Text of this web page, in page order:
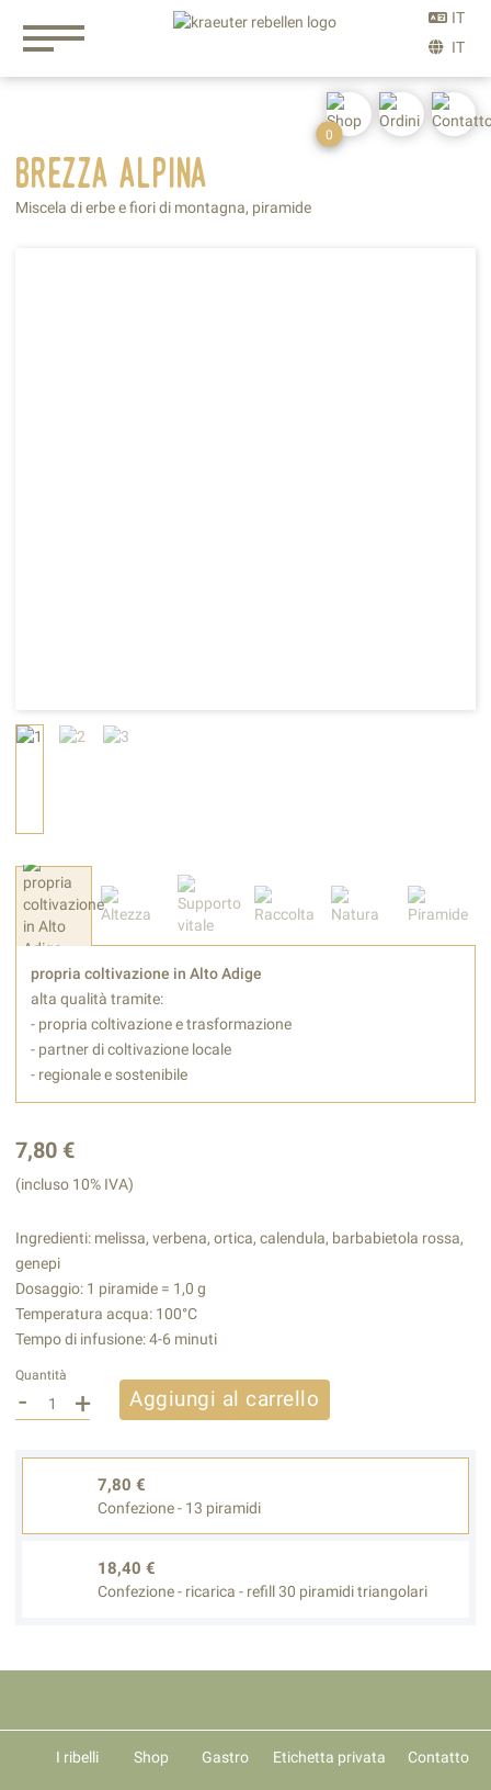
brezzaalpina
Miscela di erbe e fiori di montagna, piramide
propria coltivazione in Alto Adige
alta qualità tramite:
- propria coltivazione e trasformazione
- partner di coltivazione locale
- regionale e sostenibile
7,80 €
(incluso 10% IVA)
Ingredienti: melissa, verbena, ortica, calendula, barbabietola rossa,
genepi
Dosaggio: 1 piramide = 1,0 g
Temperatura acqua: 100°C
Tempo di infusione: 4-6 minuti
Quantità
- + Aggiungi al carrello
7,80 €
Confezione - 13 piramidi
18,40 €
Confezione - ricarica - refill 30 piramidi triangolari
I ribelli Shop Gastro Etichetta privata Contatto
0